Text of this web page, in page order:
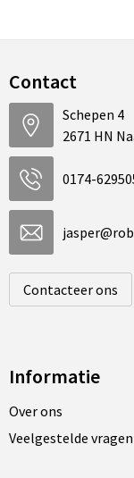
Contact
Schepen 4
2671 HN
0174-
Contacteer ons
Informatie
Over ons
Veelgestelde vragen